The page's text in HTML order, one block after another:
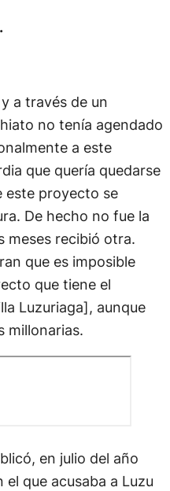
a través de un
no tenía agendado
a este
que quería quedarse
este proyecto se
De hecho no fue la
meses recibió otra.
que es imposible
que tiene el
Luzuriaga], aunque
millonarias.
en julio del año
que acusaba a Luzu